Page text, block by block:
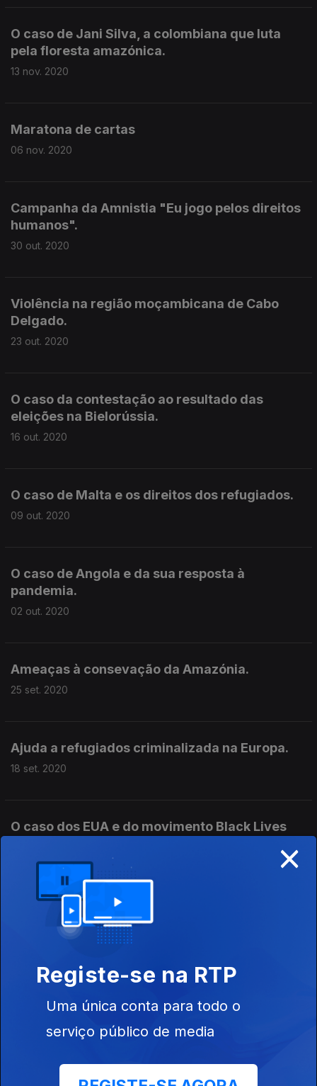
O caso de Jani Silva, a colombiana que luta
pela floresta amazónica.
13 nov. 2020
Maratona de cartas
06 nov. 2020
Campanha da Amnistia "Eu jogo pelos direitos
humanos".
30 out. 2020
Violência na região moçambicana de Cabo
Delgado.
23 out. 2020
O caso da contestação ao resultado das
eleições na Bielorússia.
16 out. 2020
O caso de Malta e os direitos dos refugiados.
09 out. 2020
O caso de Angola e da sua resposta à
pandemia.
02 out. 2020
Ameaças à consevação da Amazónia.
25 set. 2020
Ajuda a refugiados criminalizada na Europa.
18 set. 2020
O caso dos EUA e do movimento Black Lives
11 set. 2020
O caso das crianças Yazidis, sobreviventes do
'Estado Islâmico'
A ameaça silenciosa aos direitos humanos: a
vigilância digital. Com Pedro Neto, diretor da
×
Registe-se na RTP
Uma única conta para todo o
serviço público de media